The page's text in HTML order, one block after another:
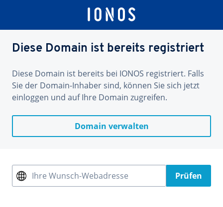
Diese Domain ist bereits registriert
Diese Domain ist bereits bei IONOS registriert. Falls
Sie der Domain-Inhaber sind, können Sie sich jetzt
einloggen und auf Ihre Domain zugreifen.
Domain verwalten
Ihre Wunsch-Webadresse Prüfen